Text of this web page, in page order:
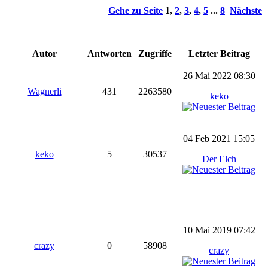
Gehe zu Seite 1, 2, 3, 4, 5 ... 8 Nächste
Autor Antworten Zugriffe Letzter Beitrag
Wagnerli 431 2263580
26 Mai 2022 08:30
keko
keko 5 30537
04 Feb 2021 15:05
Der Elch
crazy 0 58908
10 Mai 2019 07:42
crazy